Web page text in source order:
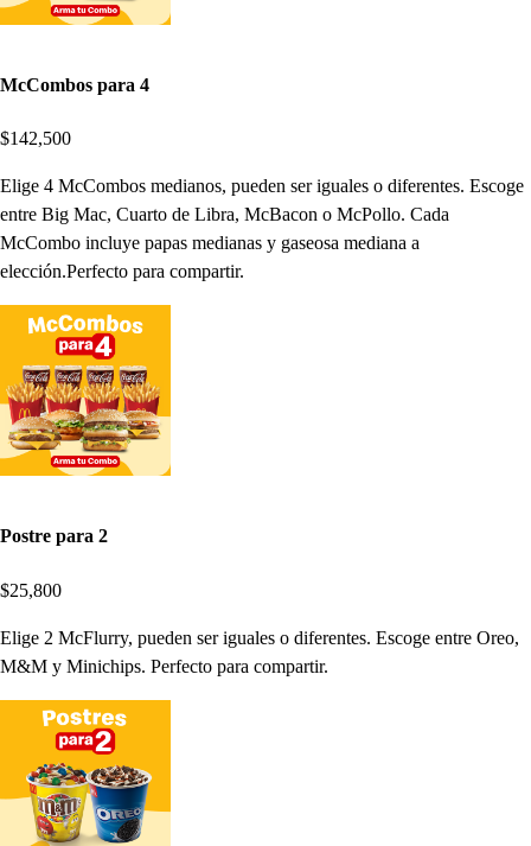
McCombos para 4
$142,500
Elige 4 McCombos medianos, pueden ser iguales o diferentes. Escoge
entre Big Mac, Cuarto de Libra, McBacon o McPollo. Cada
McCombo incluye papas medianas y gaseosa mediana a
elección.Perfecto para compartir.
Postre para 2
$25,800
Elige 2 McFlurry, pueden ser iguales o diferentes. Escoge entre Oreo,
M&M y Minichips. Perfecto para compartir.